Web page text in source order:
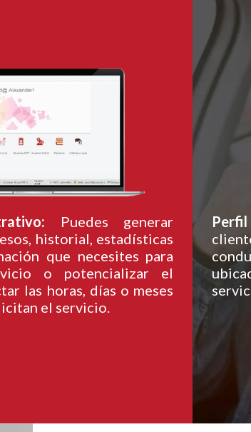
perfiles para su
Puedes generar
historial, estadísticas
que necesites para
o potencializar el
las horas, días o meses
el servicio.